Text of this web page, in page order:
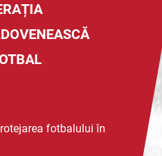
fotbalului în